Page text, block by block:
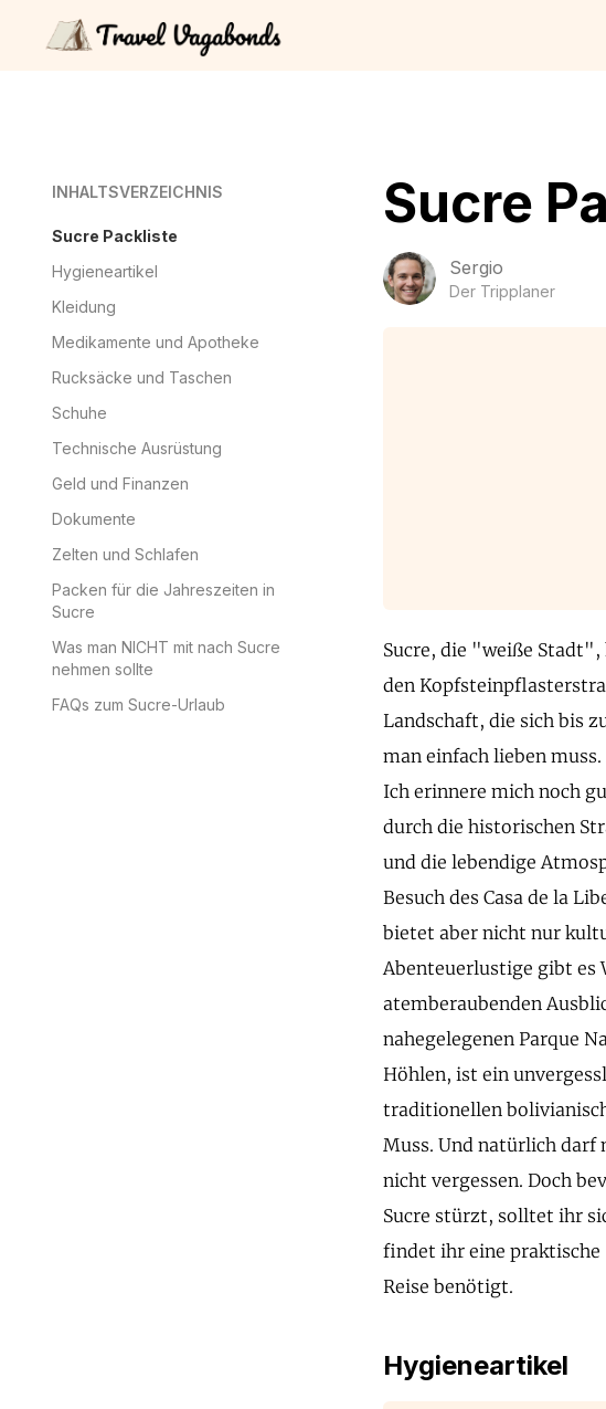
INHALTSVERZEICHNIS
Sucre Packliste
Hygieneartikel
Kleidung
Medikamente und Apotheke
Rucksäcke und Taschen
Schuhe
Technische Ausrüstung
Geld und Finanzen
Dokumente
Zelten und Schlafen
Packen für die Jahreszeiten in
Sucre
Was man NICHT mit nach Sucre
nehmen sollte
FAQs zum Sucre-Urlaub
Sucre
Sergio
Der Tripplaner
Sucre, die "weiße
den
Landschaft, die sich bis
man einfach lieben
Ich erinnere mich noch
durch die historischen
und die lebendige
Besuch des Casa de la
bietet aber nicht nur
Abenteuerlustige gibt es
atemberaubenden
nahegelegenen Parque
Höhlen, ist ein
traditionellen
Muss. Und natürlich darf
nicht vergessen. Doch
Sucre stürzt, solltet ihr
findet ihr eine
Reise benötigt.
Hygieneartikel